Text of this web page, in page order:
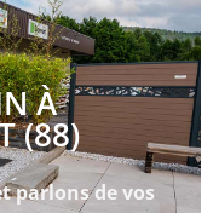
À
(88)
parlons de vos